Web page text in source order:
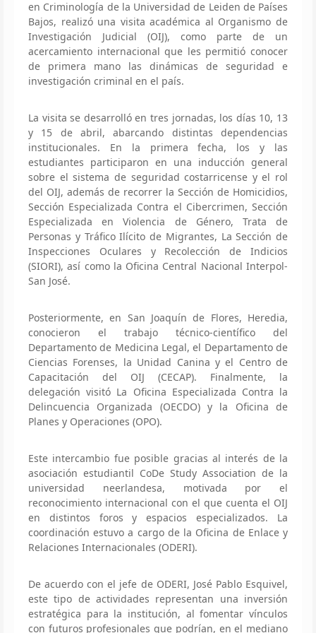
en Criminología de la Universidad de Leiden de Países
Bajos, realizó una visita académica al Organismo de
Investigación Judicial (OIJ), como parte de un
acercamiento internacional que les permitió conocer
de primera mano las dinámicas de seguridad e
investigación criminal en el país.
La visita se desarrolló en tres jornadas, los días 10, 13
y 15 de abril, abarcando distintas dependencias
institucionales. En la primera fecha, los y las
estudiantes participaron en una inducción general
sobre el sistema de seguridad costarricense y el rol
del OIJ, además de recorrer la Sección de Homicidios,
Sección Especializada Contra el Cibercrimen, Sección
Especializada en Violencia de Género, Trata de
Personas y Tráfico Ilícito de Migrantes, La Sección de
Inspecciones Oculares y Recolección de Indicios
(SIORI), así como la Oficina Central Nacional Interpol-
San José.
Posteriormente, en San Joaquín de Flores, Heredia,
conocieron el trabajo técnico-científico del
Departamento de Medicina Legal, el Departamento de
Ciencias Forenses, la Unidad Canina y el Centro de
Capacitación del OIJ (CECAP). Finalmente, la
delegación visitó La Oficina Especializada Contra la
Delincuencia Organizada (OECDO) y la Oficina de
Planes y Operaciones (OPO).
Este intercambio fue posible gracias al interés de la
asociación estudiantil CoDe Study Association de la
universidad neerlandesa, motivada por el
reconocimiento internacional con el que cuenta el OIJ
en distintos foros y espacios especializados. La
coordinación estuvo a cargo de la Oficina de Enlace y
Relaciones Internacionales (ODERI).
De acuerdo con el jefe de ODERI, José Pablo Esquivel,
este tipo de actividades representan una inversión
estratégica para la institución, al fomentar vínculos
con futuros profesionales que podrían, en el mediano